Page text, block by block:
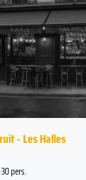
- Les Halles
pers.